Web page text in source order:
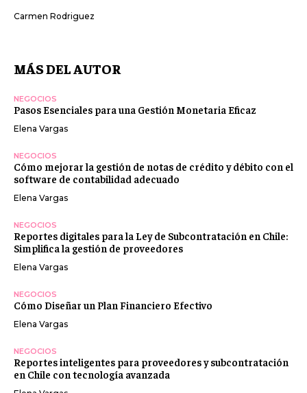
Carmen Rodriguez
MÁS DEL AUTOR
NEGOCIOS
Pasos Esenciales para una Gestión Monetaria Eficaz
Elena Vargas
NEGOCIOS
Cómo mejorar la gestión de notas de crédito y débito con el
software de contabilidad adecuado
Elena Vargas
NEGOCIOS
Reportes digitales para la Ley de Subcontratación en Chile:
Simplifica la gestión de proveedores
Elena Vargas
NEGOCIOS
Cómo Diseñar un Plan Financiero Efectivo
Elena Vargas
NEGOCIOS
Reportes inteligentes para proveedores y subcontratación
en Chile con tecnología avanzada